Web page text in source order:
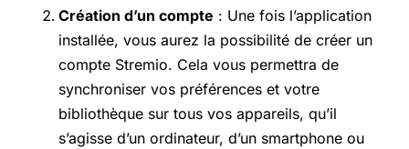
Création d’un compte : Une fois l’application
installée, vous aurez la possibilité de créer un
compte Stremio. Cela vous permettra de
synchroniser vos préférences et votre
bibliothèque sur tous vos appareils, qu’il
s’agisse d’un ordinateur, d’un smartphone ou